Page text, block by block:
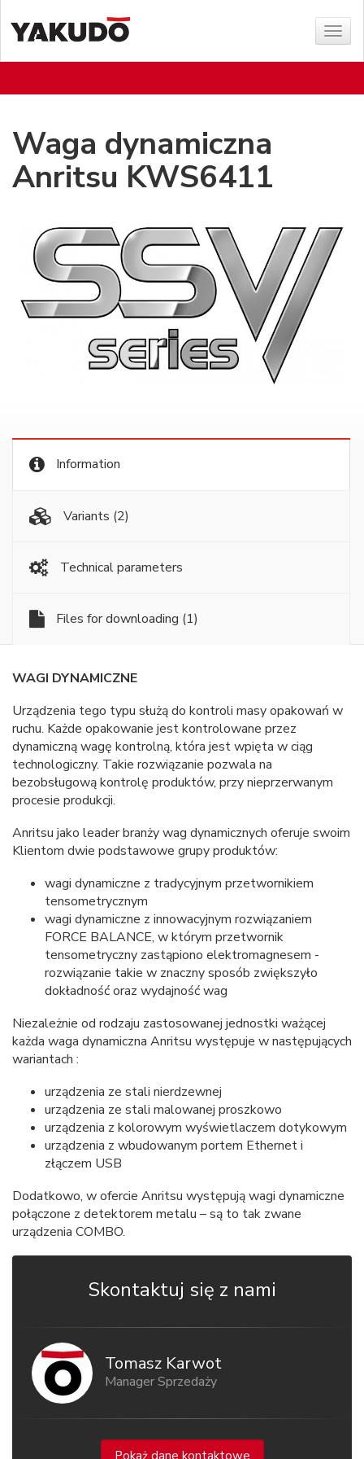
Show
menu
Waga dynamiczna
Anritsu KWS6411
Information
Variants (2)
Technical parameters
Files for downloading (1)
WAGI DYNAMICZNE
Urządzenia tego typu służą do kontroli masy opakowań w
ruchu. Każde opakowanie jest kontrolowane przez
dynamiczną wagę kontrolną, która jest wpięta w ciąg
technologiczny. Takie rozwiązanie pozwala na
bezobsługową kontrolę produktów, przy nieprzerwanym
procesie produkcji.
Anritsu jako leader branży wag dynamicznych oferuje swoim
Klientom dwie podstawowe grupy produktów:
wagi dynamiczne z tradycyjnym przetwornikiem
tensometrycznym
wagi dynamiczne z innowacyjnym rozwiązaniem
FORCE BALANCE, w którym przetwornik
tensometryczny zastąpiono elektromagnesem -
rozwiązanie takie w znaczny sposób zwiększyło
dokładność oraz wydajność wag
Niezależnie od rodzaju zastosowanej jednostki ważącej
każda waga dynamiczna Anritsu występuje w następujących
wariantach :
urządzenia ze stali nierdzewnej
urządzenia ze stali malowanej proszkowo
urządzenia z kolorowym wyświetlaczem dotykowym
urządzenia z wbudowanym portem Ethernet i
złączem USB
Dodatkowo, w ofercie Anritsu występują wagi dynamiczne
połączone z detektorem metalu – są to tak zwane
urządzenia COMBO.
Skontaktuj się z nami
Tomasz Karwot
Manager Sprzedaży